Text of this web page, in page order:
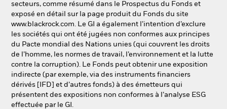
secteurs, comme résumé dans le Prospectus du Fonds et
exposé en détail sur la page produit du Fonds du site
www.blackrock.com. Le GI a également l’intention d’exclure
les sociétés qui ont été jugées non conformes aux principes
du Pacte mondial des Nations unies (qui couvrent les droits
de l’homme, les normes de travail, l’environnement et la lutte
contre la corruption). Le Fonds peut obtenir une exposition
indirecte (par exemple, via des instruments financiers
dérivés [IFD] et d’autres fonds) à des émetteurs qui
présentent des expositions non conformes à l’analyse ESG
effectuée par le GI.